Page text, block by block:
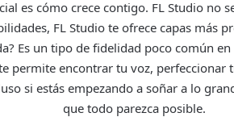
es cómo crece contigo. FL Studio no
FL Studio te ofrece capas más
Es un tipo de fidelidad poco común
permite encontrar tu voz, perfeccionar
si estás empezando a soñar a lo
que todo parezca posible.